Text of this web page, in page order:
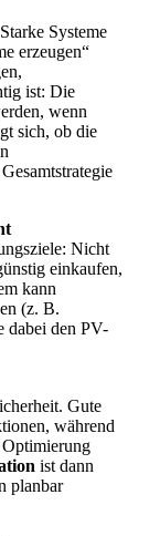
Systeme
erzeugen“
ist: Die
wenn
sich, ob die
Nicht
einkaufen,
kann
(z. B.
dabei den PV-
Gute
während
ist dann
planbar